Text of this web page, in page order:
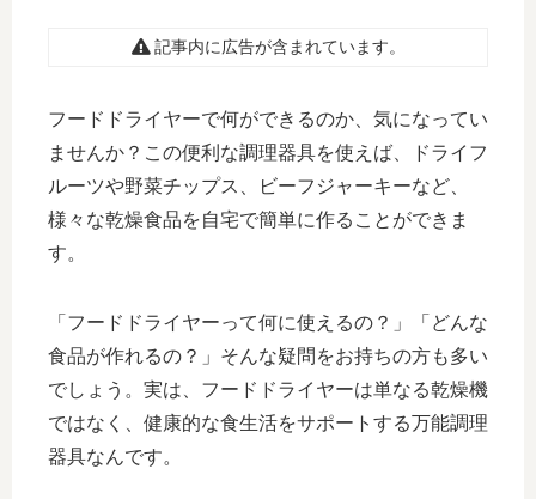
記事内に広告が含まれています。
フードドライヤーで何ができるのか、気になってい
ませんか？この便利な調理器具を使えば、ドライフ
ルーツや野菜チップス、ビーフジャーキーなど、
様々な乾燥食品を自宅で簡単に作ることができま
す。
「フードドライヤーって何に使えるの？」「どんな
食品が作れるの？」そんな疑問をお持ちの方も多い
でしょう。実は、フードドライヤーは単なる乾燥機
ではなく、健康的な食生活をサポートする万能調理
器具なんです。